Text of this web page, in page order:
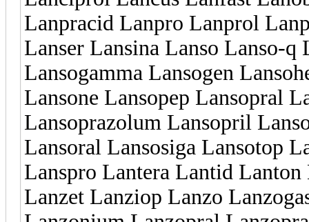
Lanpracid Lanpro Lanprol
Lanser Lansina Lanso Lanso-q
Lansogamma Lansogen
Lansone Lansopep Lansopral
Lansoprazolum Lansopril
Lansoral Lansosiga Lansotop
Lanspro Lantera Lantid
Lanzet Lanziop Lanzo